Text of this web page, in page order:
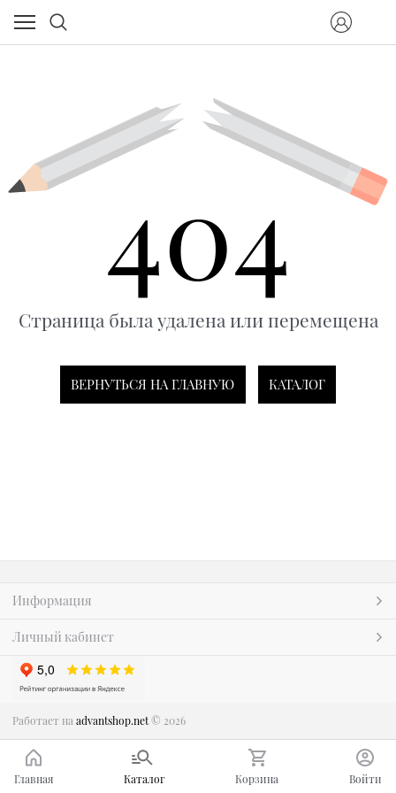
404
Страница была удалена или перемещена
ВЕРНУТЬСЯ НА ГЛАВНУЮ КАТАЛОГ
Информация
Личный кабинет
Работает на advantshop.net© 2026
Главная Каталог Корзина Войти